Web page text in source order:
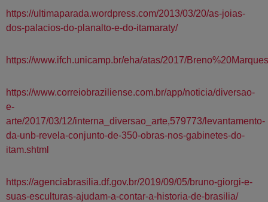
https://ultimaparada.wordpress.com/2013/03/20/as-joias-
dos-palacios-do-planalto-e-do-itamaraty/
https://www.ifch.unicamp.br/eha/atas/2017/
https://www.correiobraziliense.com.br/app/noticia/diversao-
e-
arte/2017/03/12/interna_diversao_arte,579773/levantamento-
da-unb-revela-conjunto-de-350-obras-nos-gabinetes-do-
itam.shtml
https://agenciabrasilia.df.gov.br/2019/09/05/bruno-giorgi-e-
suas-esculturas-ajudam-a-contar-a-historia-de-brasilia/